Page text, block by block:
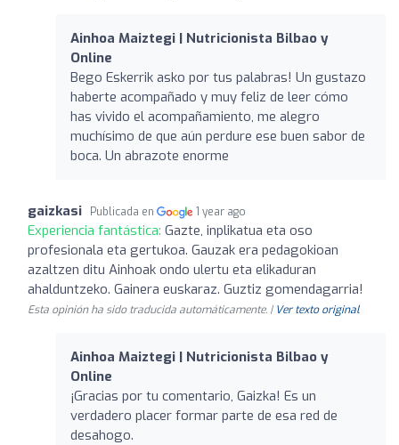
Ainhoa Maiztegi | Nutricionista Bilbao y
Online
Bego Eskerrik asko por tus palabras! Un gustazo
haberte acompañado y muy feliz de leer cómo
has vivido el acompañamiento, me alegro
muchísimo de que aún perdure ese buen sabor de
boca. Un abrazote enorme
gaizkasi Publicada en 1 year ago
Experiencia fantástica: Gazte, inplikatua eta oso
profesionala eta gertukoa. Gauzak era pedagokioan
azaltzen ditu Ainhoak ondo ulertu eta elikaduran
ahalduntzeko. Gainera euskaraz. Guztiz gomendagarria!
Esta opinión ha sido traducida automáticamente. | Ver texto original
Ainhoa Maiztegi | Nutricionista Bilbao y
Online
¡Gracias por tu comentario, Gaizka! Es un
verdadero placer formar parte de esa red de
desahogo.